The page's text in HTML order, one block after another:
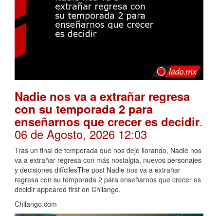
Nadie nos va a extrañar regresa
con su temporada 2 para
enseñarnos que crecer es decidir.
06 de Agosto, 2026 12:03
Tras un final de temporada que nos dejó llorando, Nadie nos
va a extrañar regresa con más nostalgia, nuevos personajes
y decisiones difícilesThe post Nadie nos va a extrañar
regresa con su temporada 2 para enseñarnos que crecer es
decidir appeared first on Chilango.
Chilango.com